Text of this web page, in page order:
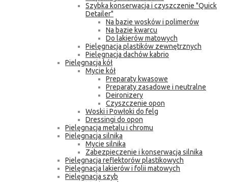
Szybka konserwacja i czyszczenie "Quick
Detailer"
Na bazie wosków i polimerów
Na bazie kwarcu
Do lakierów matowych
Pielęgnacja plastików zewnętrznych
Pielęgnacja dachów kabrio
Pielęgnacja kół
Mycie kół
Preparaty kwasowe
Preparaty zasadowe i neutralne
Deironizery
Czyszczenie opon
Woski i Powłoki do felg
Dressingi do opon
Pielęgnacja metalu i chromu
Pielęgnacja silnika
Mycie silnika
Zabezpieczenie i konserwacja silnika
Pielęgnacja reflektorów plastikowych
Pielęgnacja lakierów i folii matowych
Pielęgnacja szyb